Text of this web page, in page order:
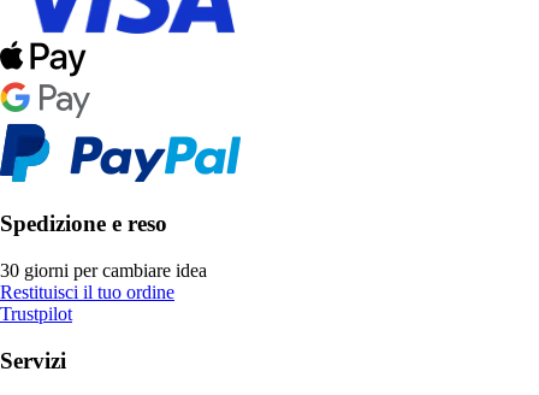
Spedizione e reso
30 giorni per cambiare idea
Restituisci il tuo ordine
Trustpilot
Servizi